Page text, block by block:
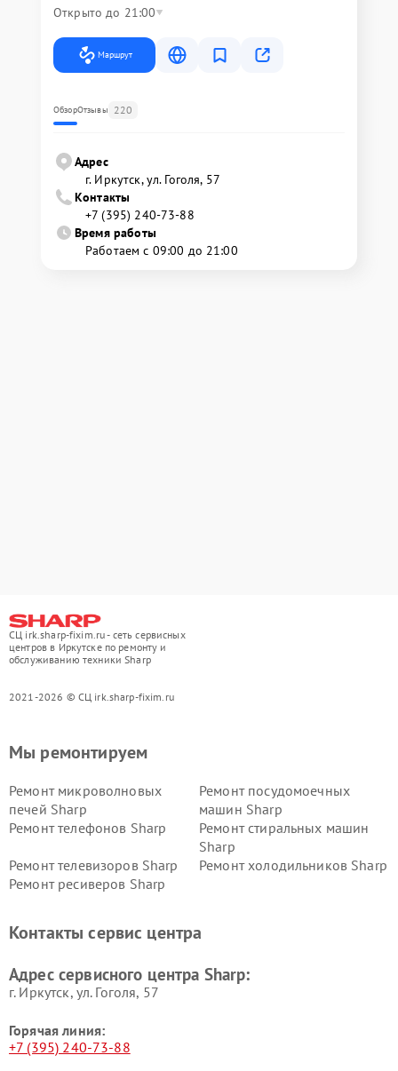
Открыто до 21:00
Маршрут
ОбзорОтзывы 220
Адрес
г. Иркутск, ул. ​Гоголя, 57
Контакты
+7 (395) 240-73-88
Время работы
Работаем с 09:00 до 21:00
СЦ irk.sharp-fixim.ru - сеть сервисных
центров в Иркутске по ремонту и
обслуживанию техники Sharp
2021-2026 © СЦ irk.sharp-fixim.ru
Мы ремонтируем
Ремонт микроволновых
печей Sharp
Ремонт посудомоечных
машин Sharp
Ремонт телефонов Sharp
Ремонт стиральных машин
Sharp
Ремонт телевизоров Sharp
Ремонт холодильников Sharp
Ремонт ресиверов Sharp
Контакты сервис центра
Адрес сервисного центра Sharp:
г. Иркутск, ул. ​Гоголя, 57
Горячая линия:
+7 (395) 240-73-88